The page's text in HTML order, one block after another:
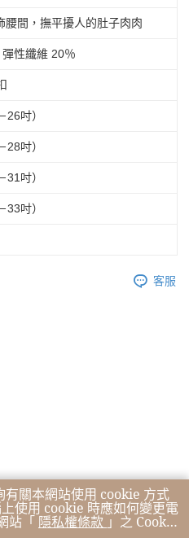
腰間，撫平擾人的肚子肉肉
性纖維 20％
26吋）
28吋）
31吋）
33吋）
客服
關本網站使用 cookie 方式
使用 cookie 時應如何變更電
站「 隱私權條款 」之 Cookie